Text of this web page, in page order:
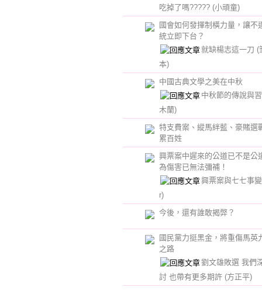
吃掉了嗎????? (小頑童)
國會如何發揮制橫力量，讓不
統立即下台？
就缺楊志這一刀 (
本)
中國古典文學之美在中秋
中秋節的傳說與
木蘭)
特支費案、縱馬絆藍、豪賭選
累百姓
興票案中遲來的公道已不是公
為傷害已無法彌補！
興票案與七七事
r)
今後，還有誰敢揭弊？
國民黨力挺黑金，將重傷馬英
之路
劉文雄敗選 我們
討 也帶有更多期許 (方正平)